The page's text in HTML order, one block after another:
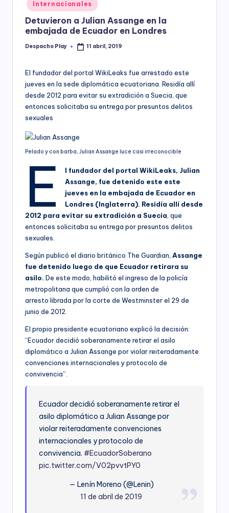
y
in
Internacionales
Detuvieron a Julian Assange en la
embajada de Ecuador en Londres
Posted
Despacho Play 11 abril, 2019
El fundador del portal WikiLeaks fue arrestado este
jueves en la sede diplomática ecuatoriana. Residía allí
desde 2012 para evitar su extradición a Suecia, que
entonces solicitaba su entrega por presuntos delitos
sexuales
Pelado y con barba, Julian Assange luce casi irreconocible
E
l fundador del portal WikiLeaks, Julian
Assange, fue detenido este este
jueves en la embajada de Ecuador en
Londres (Inglaterra). Residía allí desde
2012 para evitar su extradición a Suecia, que
entonces solicitaba su entrega por presuntos delitos
sexuales.
Según publicó el diario británico The Guardian, Assange
fue detenido luego de que Ecuador retirara su
asilo. De este modo, habilitó el ingreso de la policía
metropolitana que cumplió con la orden de
arresto librada por la corte de Westminster el 29 de
junio de 2012.
El propio presidente ecuatoriano explicó la decisión:
“Ecuador decidió soberanamente retirar el asilo
diplomático a Julian Assange por violar reiteradamente
convenciones internacionales y protocolo de
convivencia”.
Ecuador decidió soberanamente retirar el
asilo diplomático a Julian Assange por
violar reiteradamente convenciones
internacionales y protocolo de
convivencia.#EcuadorSoberano
pic.twitter.com/V02pvvtPY0
— Lenín Moreno (@Lenin)
11 de abril de 2019